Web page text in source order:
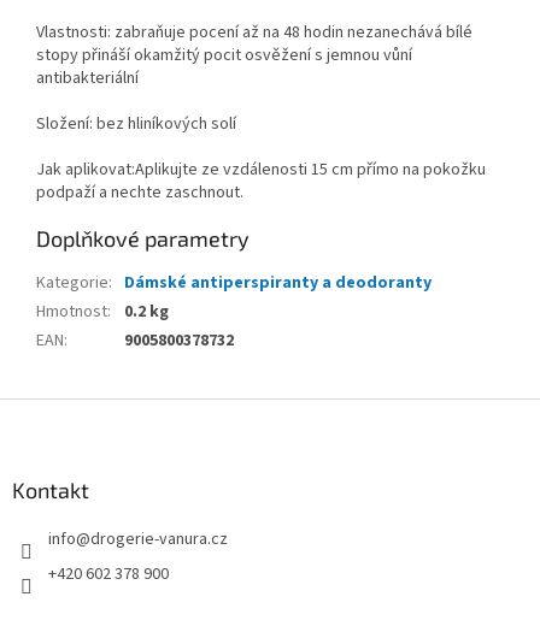
Vlastnosti: zabraňuje pocení až na 48 hodin nezanechává bílé
stopy přináší okamžitý pocit osvěžení s jemnou vůní
antibakteriální
Složení: bez hliníkových solí
Jak aplikovat:Aplikujte ze vzdálenosti 15 cm přímo na pokožku
podpaží a nechte zaschnout.
Doplňkové parametry
Kategorie: Dámské antiperspiranty a deodoranty
Hmotnost:
0.2 kg
EAN: 9005800378732
Kontakt
info@drogerie-vanura.cz
+420 602 378 900